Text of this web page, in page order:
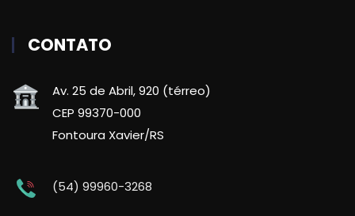
CONTATO
Av. 25 de Abril, 920 (térreo)
CEP 99370-000
Fontoura Xavier/RS
(54) 99960-3268